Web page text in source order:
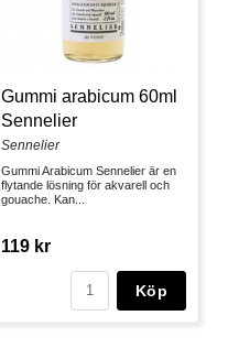
Gummi arabicum 60ml
Sennelier
Sennelier
Gummi Arabicum Sennelier är en
flytande lösning för akvarell och
gouache. Kan...
119 kr
Köp